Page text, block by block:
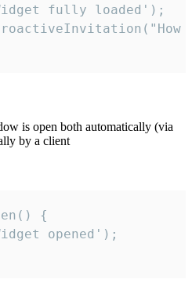
fully loaded');
is open both automatically (via
by a client
{
opened');